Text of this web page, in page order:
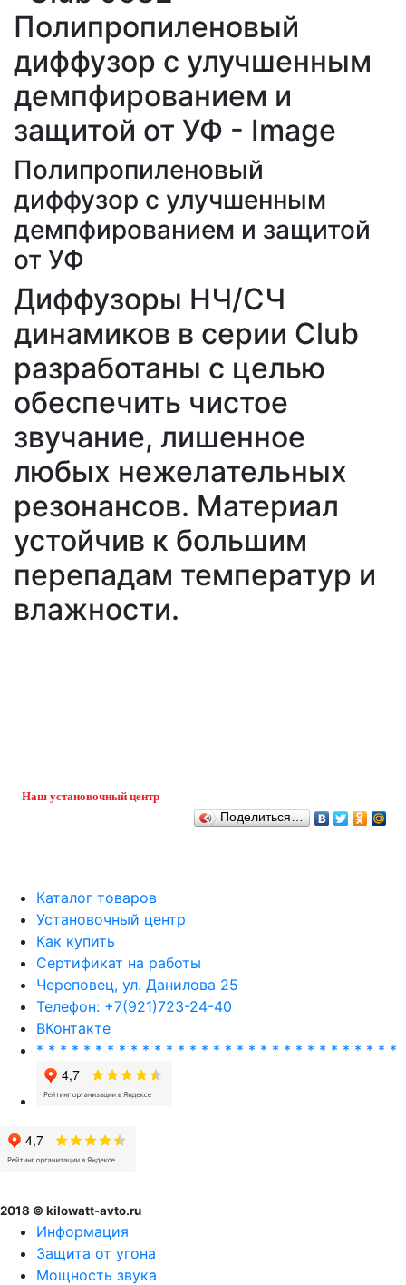
Полипропиленовый
диффузор с улучшенным
демпфированием и защитой
от УФ
Диффузоры НЧ/СЧ
динамиков в серии Club
разработаны с целью
обеспечить чистое
звучание, лишенное
любых нежелательных
резонансов. Материал
устойчив к большим
перепадам температур и
влажности.
Наш установочный центр
Поделиться…
Каталог товаров
Установочный центр
Как купить
Сертификат на работы
Череповец, ул. Данилова 25
Телефон: +7(921)723-24-40
ВКонтакте
* * * * * * * * * * * * * * * * * * * * * * * * * * * * * * *
2018 © kilowatt-avto.ru
Информация
Защита от угона
Мощность звука